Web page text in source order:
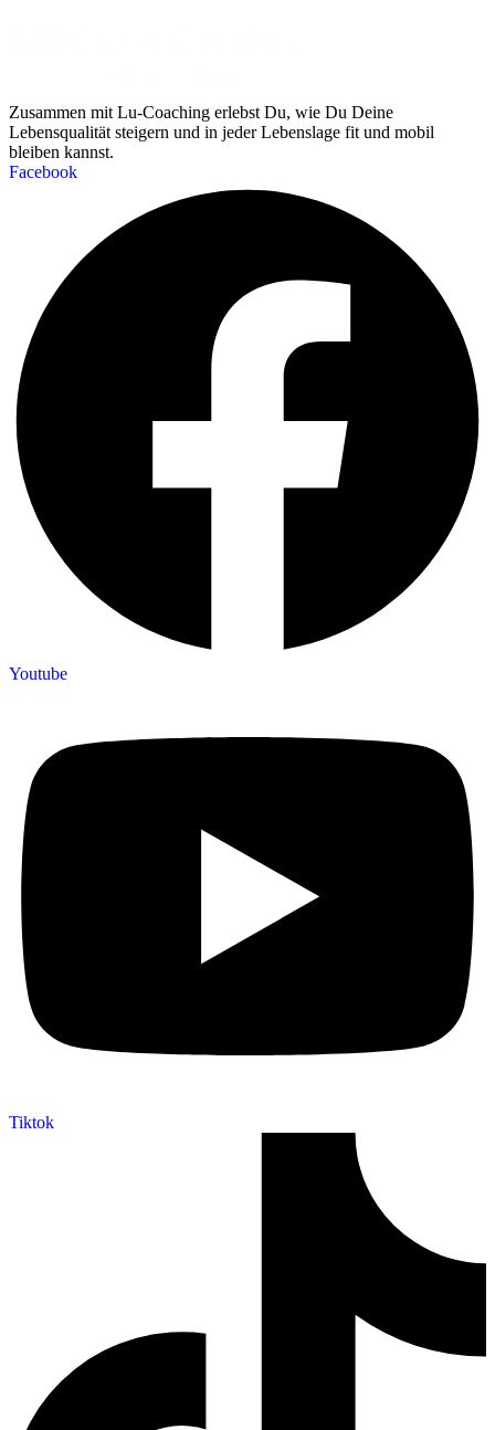
Zusammen mit Lu-Coaching erlebst Du, wie Du Deine
Lebensqualität steigern und in jeder Lebenslage fit und mobil
bleiben kannst.
Facebook
Youtube
Tiktok